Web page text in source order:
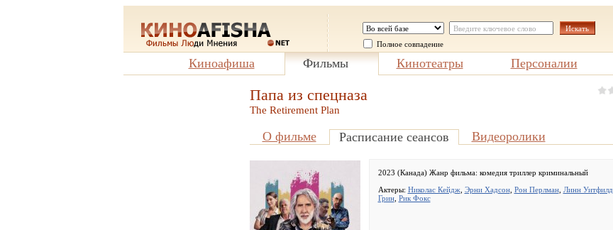
Полное совпадение
Киноафиша Фильмы Кинотеатры Персоналии
Папа из спецназа
The Retirement Plan
О фильме Расписание сеансов Видеоролики
2023 (Канада) Жанр фильма: комедия триллер криминальный
Актеры: Николас Кейдж, Эрни Хадсон, Рон Перлман, Линн Уитфилд
Грин, Рик Фокс